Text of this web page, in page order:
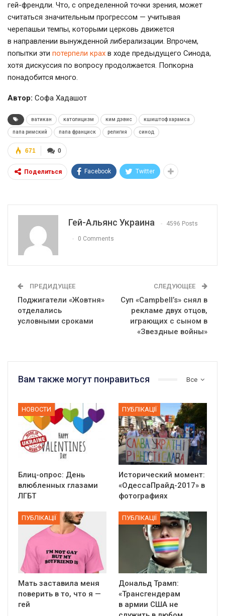
гей-френдли. Что, с определенной точки зрения, может
считаться значительным прогрессом — учитывая
черепашьи темпы, которыми церковь движется
в направлении вынужденной либерализации. Впрочем,
попытки эти потерпели крах в ходе предыдущего Синода,
хотя дискуссия по вопросу продолжается. Попкорна
понадобится много.
Автор: Софа Хадашот
ватикан католицизм ким дэвис кшиштоф харамса
папа римский папа франциск религия синод
0
671
Поделиться Facebook Twitter
Гей-Альянс Украина 4596 Posts
0 Comments
ПРЕДИДУЩЕЕ
Поджигатели «Жовтня»
отделались
условными сроками
СЛЕДУЮЩЕЕ
Суп «Campbell’s» снял в
рекламе двух отцов,
играющих с сыном в
«Звездные войны»
Все
Вам также могут понравиться
НОВОСТИ
Блиц-опрос: День
влюбленных глазами
ЛГБТ
ПУБЛІКАЦІЇ
Исторический момент:
«ОдессаПрайд-2017» в
фотографиях
ПУБЛІКАЦІЇ
Мать заставила меня
поверить в то, что я —
гей
ПУБЛІКАЦІЇ
Дональд Трамп:
«Трансгендерам
в армии США не